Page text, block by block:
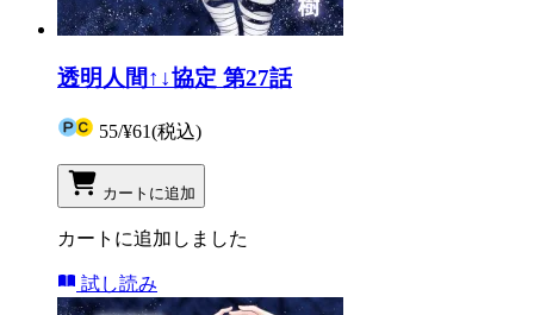
透明人間↑↓協定 第27話
55/¥61(税込)
カートに追加
カートに追加しました
試し読み